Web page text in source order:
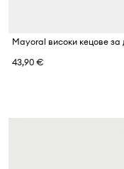
Mayoral високи кецове за
43,90 €